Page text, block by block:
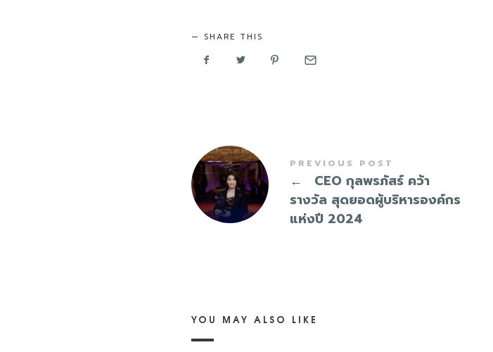
SHARE THIS
PREVIOUS POST
←
CEO กุลพรภัสร์ คว้า
รางวัล สุดยอดผู้บริหารองค์กร
แห่งปี 2024
YOU MAY ALSO LIKE